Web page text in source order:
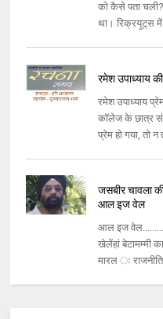
को कैसे पता
था। रिक्रयूट्‌स
रमेश उपाध्याय
रमेश उपाध्‍याय
कॉलेज के छात्र
प्रेम हो गया, तो न
जसबीर चावला
आल इज वेल
आल इज वेल..........-
खेलेंहां बेटामम्मी
मारल ः